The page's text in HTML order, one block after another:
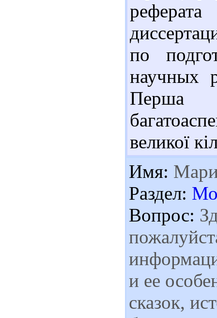
по
научных
Перша
великої
Имя:
Раздел:
Вопрос:
и ее
сказок,